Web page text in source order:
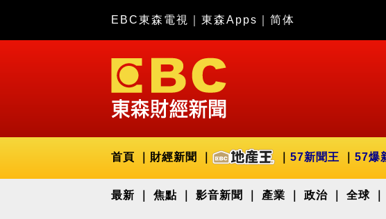
EBC東森電視 東森Apps 简体
首頁 財經新聞 57新聞王 57爆
最新 焦點 影音新聞 產業 政治 全球